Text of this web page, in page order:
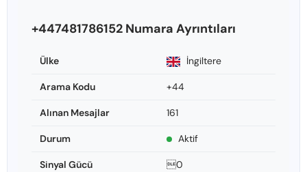
+447481786152 Numara Ayrıntıları
Ülke İngiltere
Arama Kodu +44
Alınan Mesajlar 161
Durum Aktif
Sinyal Gücü 0